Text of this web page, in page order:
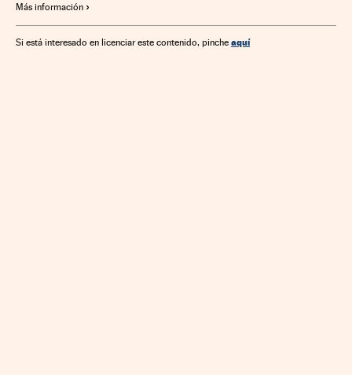
Más información
Si está interesado en licenciar este contenido, pinche aquí